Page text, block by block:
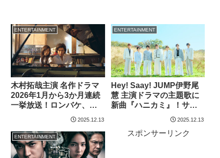
ENTERTAINMENT
木村拓哉主演 名作ドラマ
2026年1月から3か月連続
一挙放送！ロンバケ、ラ
ブジェネ、HEROなど5作
2025.12.13
ENTERTAINMENT
Hey! Saay! JUMP伊野尾
慧 主演ドラマの主題歌に
新曲『ハニカミ』！サビ
の歌詞を「韻をふむな
ど、より耳に残る印象的
な…」
2025.12.13
ENTERTAINMENT スポンサーリンク